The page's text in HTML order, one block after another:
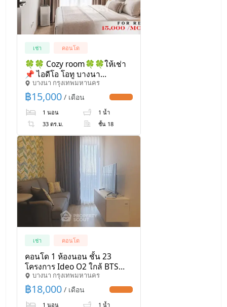
เช่า คอนโด
🍀🍀 Cozy room🍀🍀ให้เช่า
📌 ไอดีโอ โอทู บางนา
(Line:@rent2022)BTS
บางนา✨พร้อมเข้าอยู่🔖
A11215
บางนา กรุงเทพมหานคร
฿15,000 / เดือน
1 นอน
1 น้ำ
33 ตร.ม.
ชั้น 18
เช่า คอนโด
คอนโด 1 ห้องนอน ชั้น 23
โครงการ Ideo O2 ใกล้ BTS
บางนา (ID 384228)
บางนา กรุงเทพมหานคร
฿18,000 / เดือน
1 นอน
1 น้ำ